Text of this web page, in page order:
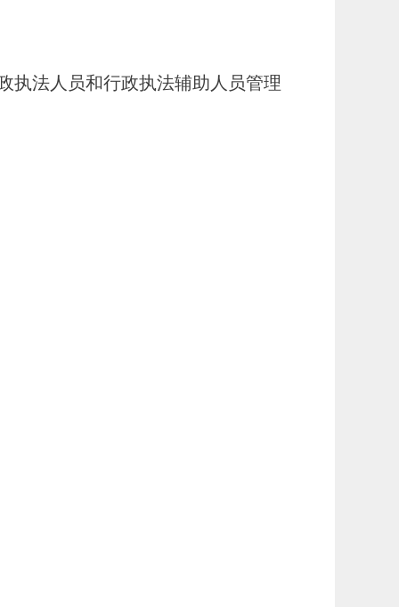
执法人员和行政执法辅助人员管理